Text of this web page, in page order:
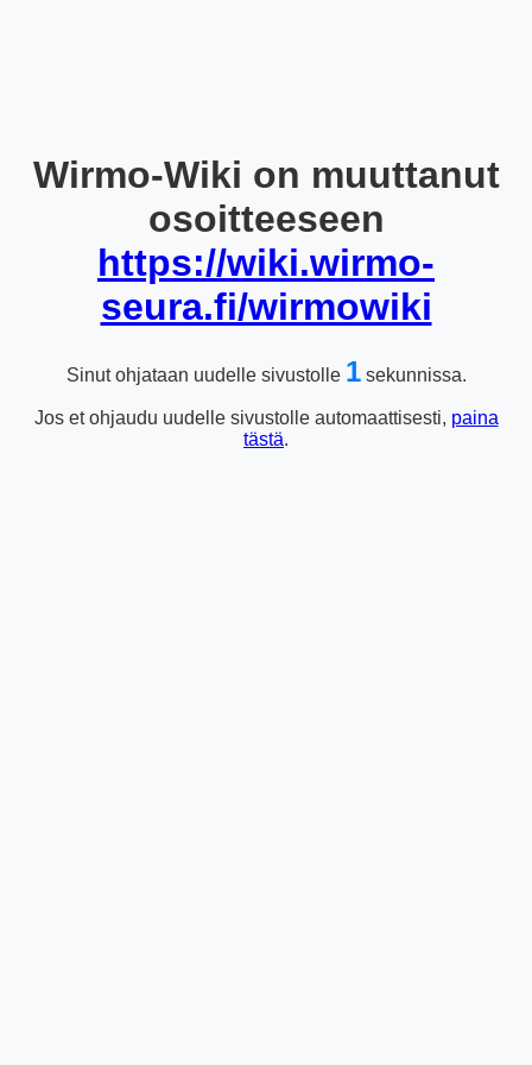
Wirmo-Wiki on muuttanut
osoitteeseen
https://wiki.wirmo-
seura.fi/wirmowiki
Sinut ohjataan uudelle sivustolle 1sekunnissa.
Jos et ohjaudu uudelle sivustolle automaattisesti, paina
tästä.